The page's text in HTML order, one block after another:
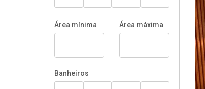
Área mínima Área máxima
Banheiros